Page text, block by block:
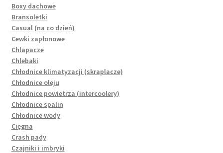
Boxy dachowe
Bransoletki
Casual (na co dzień)
Cewki zapłonowe
Chlapacze
Chlebaki
Chłodnice klimatyzacji (skraplacze)
Chłodnice oleju
Chłodnice powietrza (intercoolery)
Chłodnice spalin
Chłodnice wody
Cięgna
Crash pady
Czajniki i imbryki